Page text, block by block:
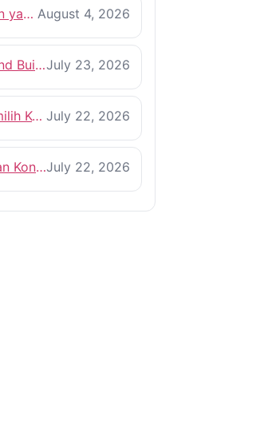
Kesalahan yang Harus Dihindari Saat Membangun Rumah August 4, 2026
Design and Build vs Kontraktor KonvensionalJuly 23, 2026
Tips Memilih Kontraktor Rumah yang Profesional July 22, 2026
Perbedaan Kontraktor dan Pemborong, Mana yang Lebih Tepat?July 22, 2026